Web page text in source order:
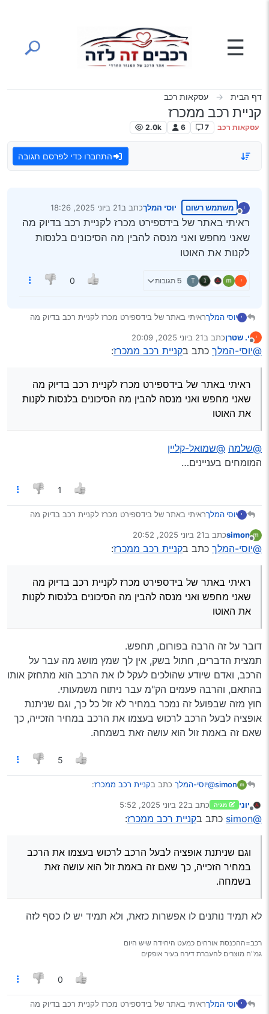
☰
דף הבית עסקאות רכב
קניית רכב ממכרז
עסקאות רכב 7
6
2.0k
התחברו כדי לפרסם תגובה
י
מנותק
משתמש רשום יוסי המלךכתב ב21 ביוני 2025, 18:26
נערך לאחרונה על ידי
ראיתי באתר של בידספירט מכרז לקניית רכב בדיוק מה
שאני מחפש ואני מנסה להבין מה הסיכונים בלנסות
לקנות את האוטו
י T 5 תגובות 0
י יוסי המלךראיתי באתר של בידספירט מכרז לקניית רכב בדיוק מה
את האוטו
י
מנותק
י. שטרןכתב ב21 ביוני 2025, 20:09
נערך לאחרונה על ידי
@יוסי-המלך כתב בקניית רכב ממכרז:
ראיתי באתר של בידספירט מכרז לקניית רכב בדיוק מה
שאני מחפש ואני מנסה להבין מה הסיכונים בלנסות לקנות
את האוטו
@שלמה @שמואל-קליין
המומחים בעניינים…
1
י יוסי המלךראיתי באתר של בידספירט מכרז לקניית רכב בדיוק מה
את האוטו
simonכתב ב21 ביוני 2025, 20:52
נערך לאחרונה על ידי
@יוסי-המלך כתב בקניית רכב ממכרז:
ראיתי באתר של בידספירט מכרז לקניית רכב בדיוק מה
שאני מחפש ואני מנסה להבין מה הסיכונים בלנסות לקנות
את האוטו
דובר על זה הרבה בפורום, תחפש.
תמצית הדברים, חתול בשק, אין לך שמץ מושג מה עבר על
הרכב, ואדם שיודע שהולכים לעקל לו את הרכב הוא מתחזק אותו
בהתאם, והרבה פעמים הק"מ עבר ניתוח משמעותי.
חוץ מזה שבפועל זה נמכר במחיר לא זול כל כך, וגם שניתנת
אופציה לבעל הרכב לרכוש בעצמו את הרכב במחיר הזכייה, כך
שאם זה באמת זול הוא עושה זאת בשמחה.
5
simon@יוסי-המלך כתב בקניית רכב ממכרז:
ראיתי באתר של בידספירט מכרז לקניית רכב בדיוק מה
תמצית הדברים, חתול בשק, אין לך שמץ מושג מה עבר על
הרכב, ואדם שיודע שהולכים לעקל לו את הרכב הוא מתחזק
אותו בהתאם, והרבה פעמים הק"מ עבר ניתוח משמעותי.
מנותק
יוני מגיה כתב ב22 ביוני 2025, 5:52
נערך לאחרונה על ידי
@simon כתב בקניית רכב ממכרז:
וגם שניתנת אופציה לבעל הרכב לרכוש בעצמו את הרכב
במחיר הזכייה, כך שאם זה באמת זול הוא עושה זאת
בשמחה.
לא תמיד נותנים לו אפשרות כזאת, ולא תמיד יש לו כסף לזה
רכב=ההכנסת אורחים כמעט היחידה שיש היום
גמ"ח מוצרים להעברת דירה בעיר אופקים
0
י יוסי המלךראיתי באתר של בידספירט מכרז לקניית רכב בדיוק מה